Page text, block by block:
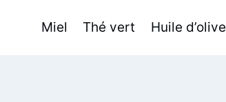
Miel Thé vert Huile d’olive